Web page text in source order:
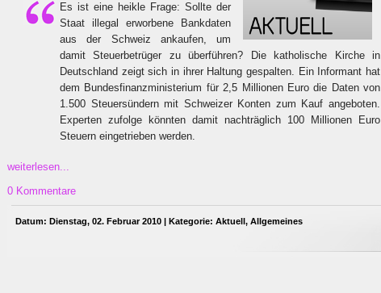
Es ist eine heikle Frage: Sollte der
Staat illegal erworbene Bankdaten
aus der Schweiz ankaufen, um
damit Steuerbetrüger zu überführen? Die katholische Kirche in
Deutschland zeigt sich in ihrer Haltung gespalten. Ein Informant hat
dem Bundesfinanzministerium für 2,5 Millionen Euro die Daten von
1.500 Steuersündern mit Schweizer Konten zum Kauf angeboten.
Experten zufolge könnten damit nachträglich 100 Millionen Euro
Steuern eingetrieben werden.
weiterlesen...
0 Kommentare
Datum: Dienstag, 02. Februar 2010 | Kategorie: Aktuell, Allgemeines